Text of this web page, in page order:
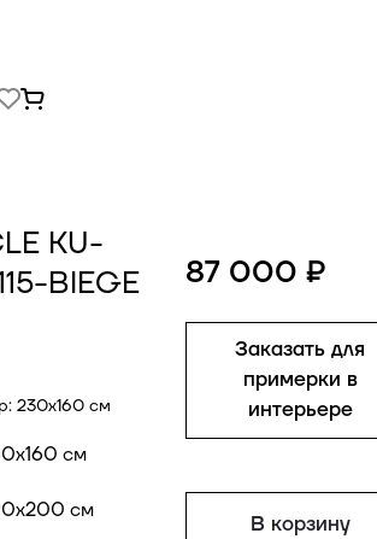
KU-
BIEGE
230x160 см
см
см
87 000 ₽
Заказать для
примерки в
интерьере
В корзину